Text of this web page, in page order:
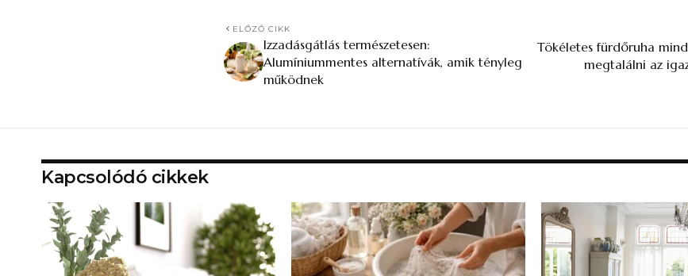
ELŐZŐ CIKK
Izzadásgátlás természetesen:
Alumíniummentes alternatívák, amik tényleg
működnek
Tökéletes fürdőruha
megtalálni az
Kapcsolódó cikkek